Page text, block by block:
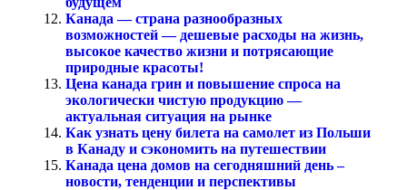
Канада — страна разнообразных
возможностей — дешевые расходы на жизнь,
высокое качество жизни и потрясающие
природные красоты!
Цена канада грин и повышение спроса на
экологически чистую продукцию —
актуальная ситуация на рынке
Как узнать цену билета на самолет из Польши
в Канаду и сэкономить на путешествии
Канада цена домов на сегодняшний день –
новости, тенденции и перспективы